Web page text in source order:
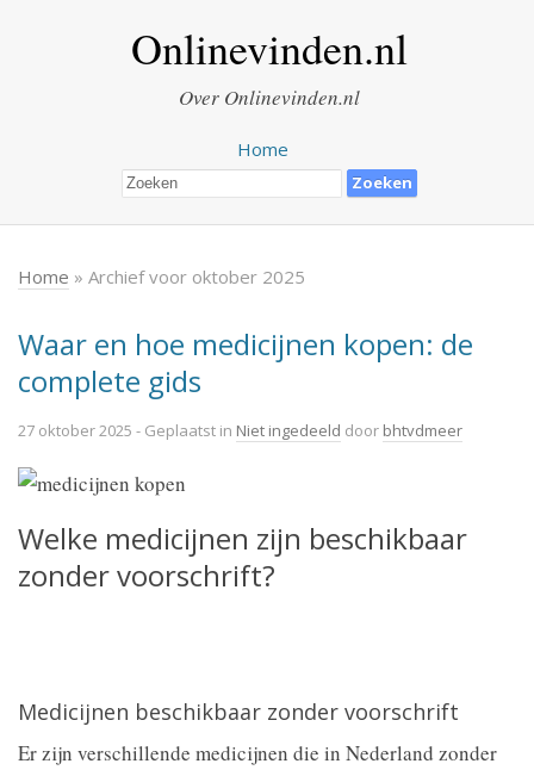
Onlinevinden.nl
Over Onlinevinden.nl
Home
Home » Archief voor oktober 2025
Waar en hoe medicijnen kopen: de
complete gids
27 oktober 2025 - Geplaatst in Niet ingedeeld door bhtvdmeer
Welke medicijnen zijn beschikbaar
zonder voorschrift?
Medicijnen beschikbaar zonder voorschrift
Er zijn verschillende medicijnen die in Nederland zonder